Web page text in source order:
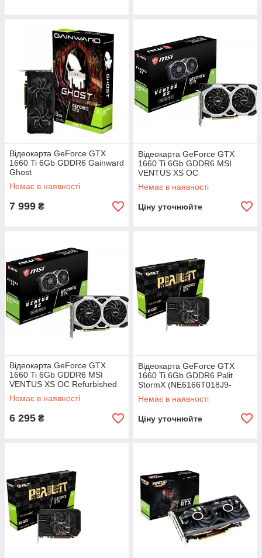
Відеокарта GeForce GTX
1660 Ti 6Gb GDDR6 Gainward
Ghost
Немає в наявності
7 999 ₴
Відеокарта GeForce GTX
1660 Ti 6Gb GDDR6 MSI
VENTUS XS OC
Немає в наявності
Ціну уточнюйте
Відеокарта GeForce GTX
1660 Ti 6Gb GDDR6 MSI
VENTUS XS OC Refurbished
Немає в наявності
6 295 ₴
Відеокарта GeForce GTX
1660 Ti 6Gb GDDR6 Palit
StormX (NE6166T018J9-
161F)
Немає в наявності
Ціну уточнюйте